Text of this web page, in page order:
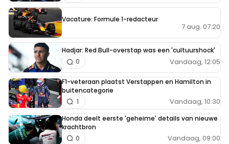
Vacature: Formule 1-redacteur
7 aug. 07:20
Hadjar: Red Bull-overstap was een 'cultuurshock'
Vandaag, 12:05
0
F1-veteraan plaatst Verstappen en Hamilton in
buitencategorie
Vandaag, 10:30
1
Honda deelt eerste 'geheime' details van nieuwe
krachtbron
Vandaag, 09:00
0